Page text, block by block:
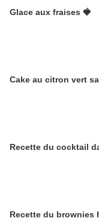
Glace aux fraises 🍓
Cake au citron vert
Recette du cocktail
Recette du brownies